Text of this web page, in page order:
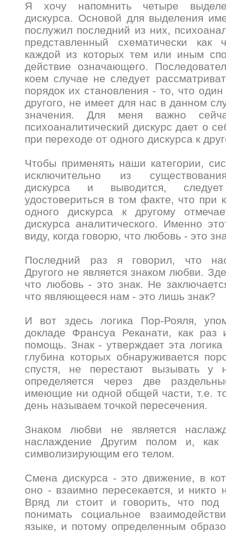
Я хочу напомнить четыре
дискурса. Основой для выделения
послужил последний из них,
представленный схематически как
каждой из которых тем или иным
действие означающего.
коем случае не следует
порядок их становления - то, что
другого, не имеет для нас в данном
значения. Для меня важно
психоаналитический дискурс дает о
при переходе от одного дискурса к
Чтобы применять наши категории,
исключительно из
дискурса и выводится,
удостовериться в том факте, что при
одного дискурса к другому
дискурса аналитического. Именно
виду, когда говорю, что любовь - это
Последний раз я говорил, что
Другого не является знаком любви.
что любовь - это знак. Не
что являющееся нам - это лишь знак?
И вот здесь логика Пор-Рояля,
докладе Франсуа Реканати, как
помощь. Знак - утверждает эта
глубина которых обнаруживается
спустя, не перестают вызывать у
определяется через две
имеющие ни одной общей части, т.е.
день называем точкой пересечения.
Знаком любви не является
наслаждение Другим полом и,
символизирующим его телом.
Смена дискурса - это движение, в
оно - взаимно пересекается, и никто
Вряд ли стоит и говорить, что под
понимать социальное
языке, и потому определенным